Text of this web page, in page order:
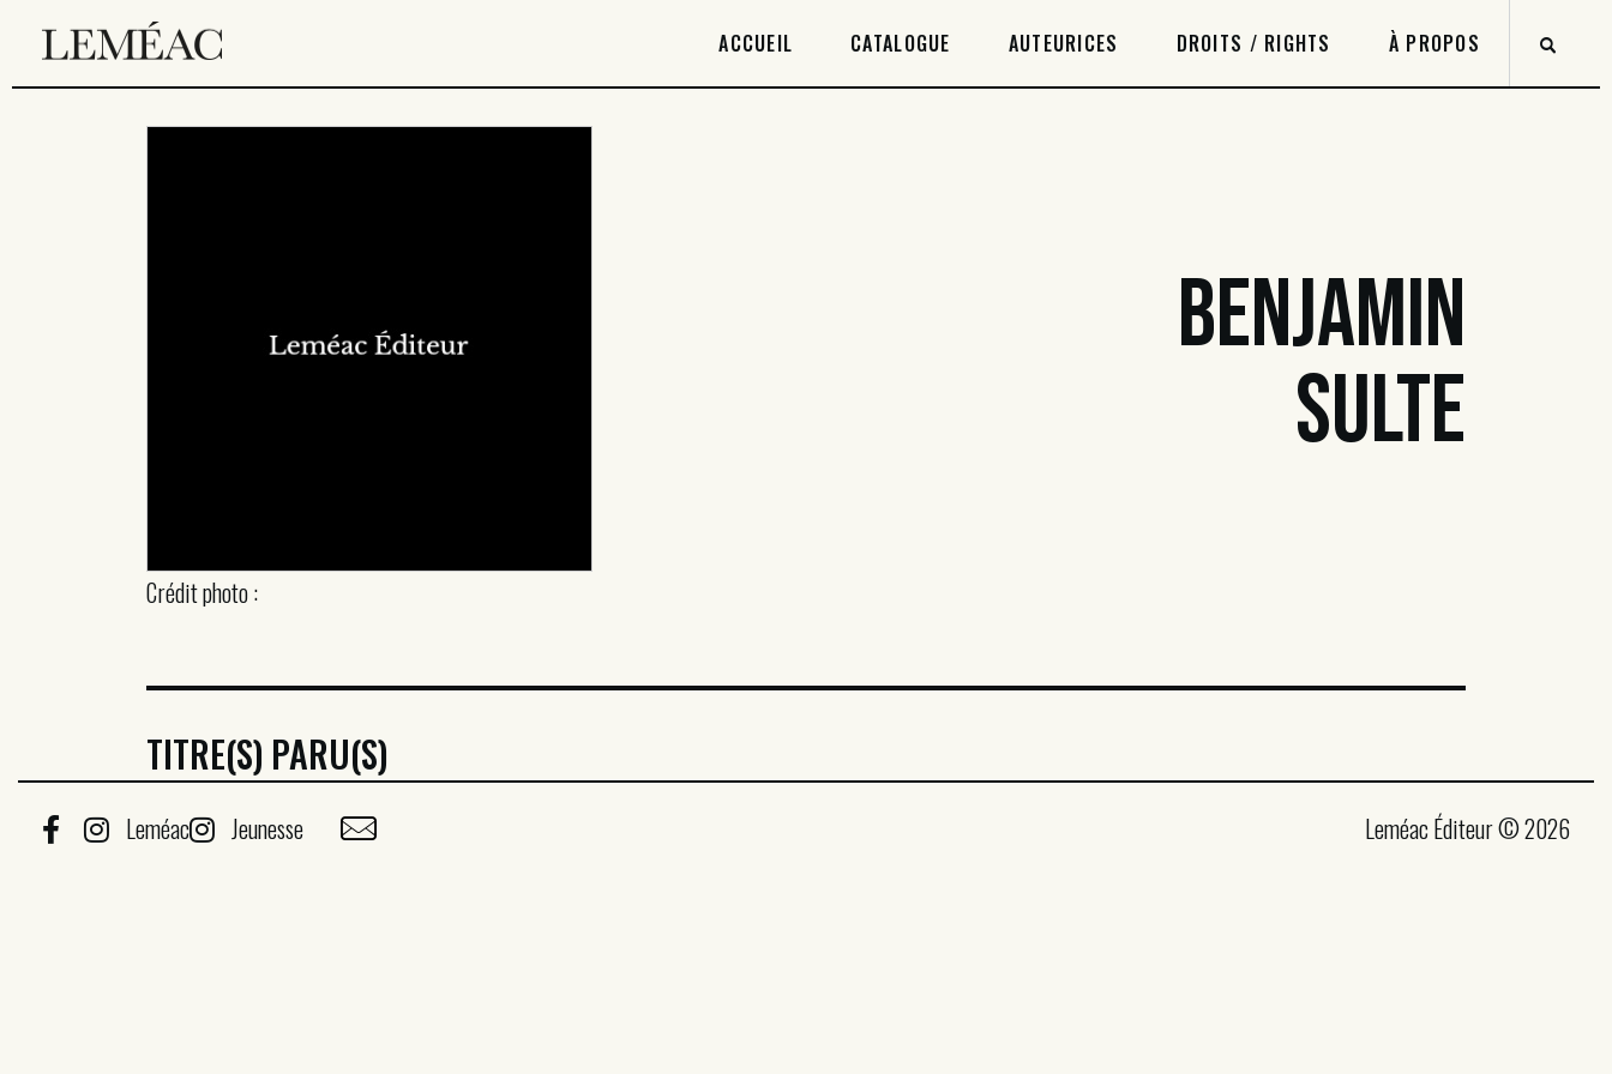
ACCUEIL CATALOGUE AUTEURICES DROITS / RIGHTS À PROPOS
CATALOGUE
Crédit photo :
BENJAMIN
SULTE
TITRE(S) PARU(S)
Leméac Jeunesse Leméac Éditeur © 2026